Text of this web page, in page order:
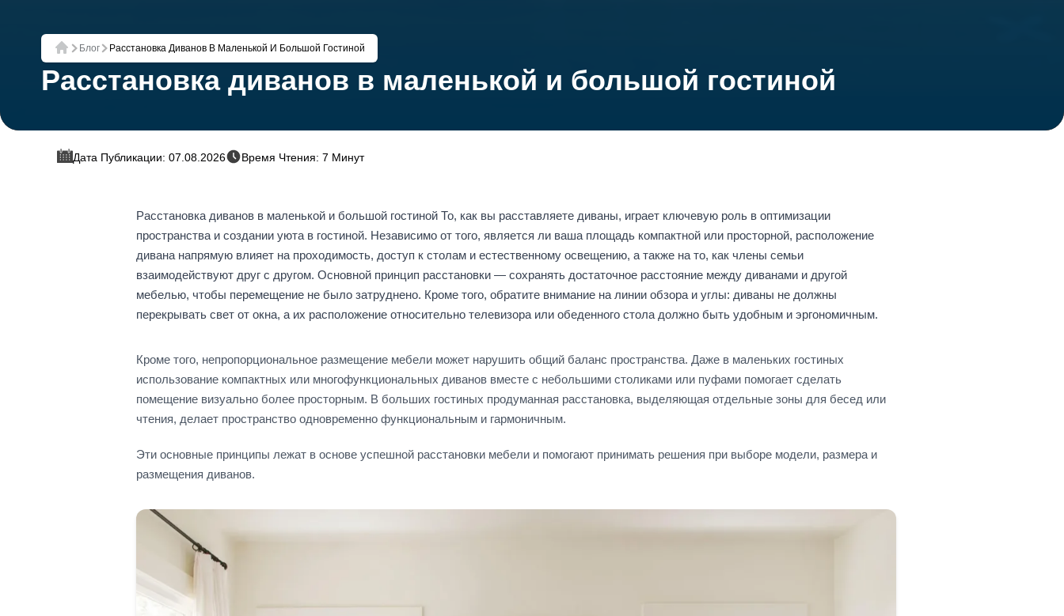
Главная
Блог Расстановка Диванов В Маленькой И Большой Гостиной
Расстановка диванов в маленькой и большой гостиной
Дата Публикации: 07.08.2026 Время Чтения: 7 Минут
Расстановка диванов в маленькой и большой гостиной То, как вы расставляете диваны, играет ключевую роль в оптимизации
пространства и создании уюта в гостиной. Независимо от того, является ли ваша площадь компактной или просторной, расположение
дивана напрямую влияет на проходимость, доступ к столам и естественному освещению, а также на то, как члены семьи
взаимодействуют друг с другом. Основной принцип расстановки — сохранять достаточное расстояние между диванами и другой
мебелью, чтобы перемещение не было затруднено. Кроме того, обратите внимание на линии обзора и углы: диваны не должны
перекрывать свет от окна, а их расположение относительно телевизора или обеденного стола должно быть удобным и эргономичным.
Кроме того, непропорциональное размещение мебели может нарушить общий баланс пространства. Даже в маленьких гостиных
использование компактных или многофункциональных диванов вместе с небольшими столиками или пуфами помогает сделать
помещение визуально более просторным. В больших гостиных продуманная расстановка, выделяющая отдельные зоны для бесед или
чтения, делает пространство одновременно функциональным и гармоничным.
Эти основные принципы лежат в основе успешной расстановки мебели и помогают принимать решения при выборе модели, размера и
размещения диванов.